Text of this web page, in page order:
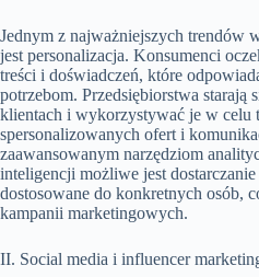
Jednym z najważniejszych trendów
jest personalizacja. Konsumenci
treści i doświadczeń, które
potrzebom. Przedsiębiorstwa starają
klientach i wykorzystywać je w celu
spersonalizowanych ofert i
zaawansowanym narzędziom
inteligencji możliwe jest
dostosowane do konkretnych osób,
kampanii marketingowych.
II. Social media i influencer